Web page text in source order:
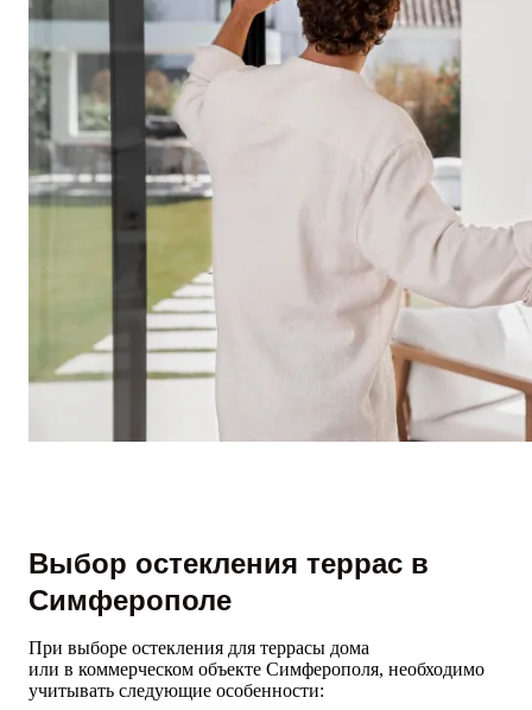
Выбор остекления террас в
Симферополе
При выборе остекления для террасы дома
или в коммерческом объекте Симферополя, необходимо
учитывать следующие особенности: